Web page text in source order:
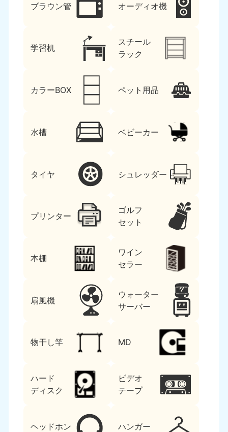
ブラウン管 オーディオ機
学習机
スチール
ラック
カラーBOX ペット用品
水槽 ベビーカー
タイヤ シュレッダー
プリンター
ゴルフ
セット
本棚
ワイン
セラー
扇風機
ウォーター
サーバー
物干し竿 MD
ハード
ディスク
ビデオ
テープ
ヘッドホン ハンガー